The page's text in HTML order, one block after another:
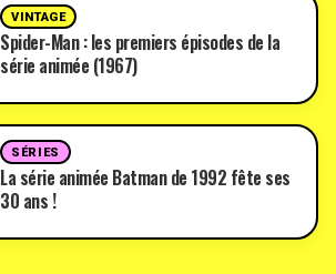
VINTAGE
Spider-Man : les premiers épisodes de la
série animée (1967)
SÉRIES
La série animée Batman de 1992 fête ses
30 ans !